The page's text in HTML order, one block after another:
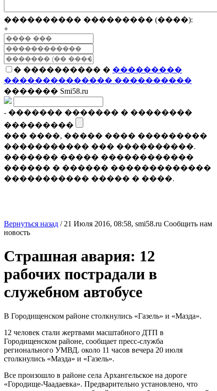
���������� ��������� (����):
+
� ���������� � ���������
�������������� ����������
������� Smi58.ru
- ������� ������� � ��������
���������
��� ����, ����� ���� ���������
����������� ��� ����������.
������� ����� ������������
������ � ������ �������������
����������� ����� � ����.
Вернуться назад / 21 Июля 2016, 08:58, smi58.ru Сообщить нам
новость
Страшная авария: 12
рабочих пострадали в
служебном автобусе
В Городищенском районе столкнулись «Газель» и «Мазда».
12 человек стали жертвами масштабного ДТП в
Городищенском районе, сообщает пресс-служба
регионального УМВД. около 11 часов вечера 20 июля
столкнулись «Мазда» и «Газель».
Все произошло в районе села Архангельское на дороге
«Городище-Чаадаевка». Предварительно установлено, что